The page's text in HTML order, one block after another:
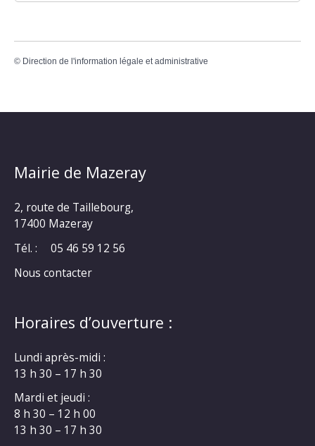
© Direction de l'information légale et administrative
Mairie de Mazeray
2, route de Taillebourg,
17400 Mazeray
Tél. :
05 46 59 12 56
Nous contacter
Horaires d’ouverture :
Lundi après-midi :
13 h 30 – 17 h 30
Mardi et jeudi :
8 h 30 – 12 h 00
13 h 30 – 17 h 30